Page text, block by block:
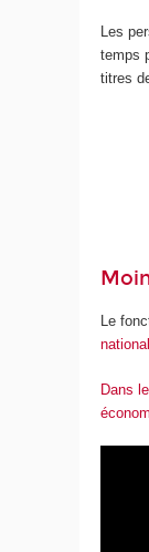
Les
temps
titres
Le
Dans